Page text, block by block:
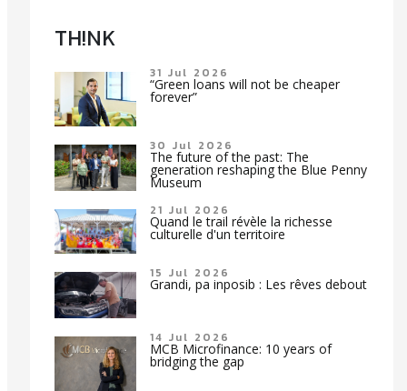
TH!NK
31 Jul 2026
“Green loans will not be cheaper
forever”
30 Jul 2026
The future of the past: The
generation reshaping the Blue Penny
Museum
21 Jul 2026
Quand le trail révèle la richesse
culturelle d'un territoire
15 Jul 2026
Grandi, pa inposib : Les rêves debout
14 Jul 2026
MCB Microfinance: 10 years of
bridging the gap